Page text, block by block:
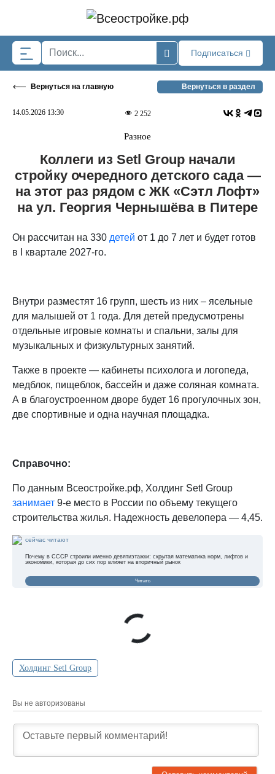
Подписаться
Вернуться на главную Вернуться в раздел
14.05.2026 13:30 2 252
Разное
Коллеги из Setl Group начали
стройку очередного детского сада —
на этот раз рядом с ЖК «Сэтл Лофт»
на ул. Георгия Чернышёва в Питере
Он рассчитан на 330 детей от 1 до 7 лет и будет готов
в I квартале 2027-го.
Внутри разместят 16 групп, шесть из них – ясельные
для малышей от 1 года. Для детей предусмотрены
отдельные игровые комнаты и спальни, залы для
музыкальных и физкультурных занятий.
Также в проекте — кабинеты психолога и логопеда,
медблок, пищеблок, бассейн и даже соляная комната.
А в благоустроенном дворе будет 16 прогулочных зон,
две спортивные и одна научная площадка.
Справочно:
По данным Всеостройке.pф, Холдинг Setl Group
занимает 9-е место в России по объему текущего
строительства жилья. Надежность девелопера — 4,45.
сейчас читают
Почему в СССР строили именно девятиэтажки: скрытая математика норм, лифтов и
экономики, которая до сих пор влияет на вторичный рынок
Читать
Холдинг Setl Group
Вы не авторизованы